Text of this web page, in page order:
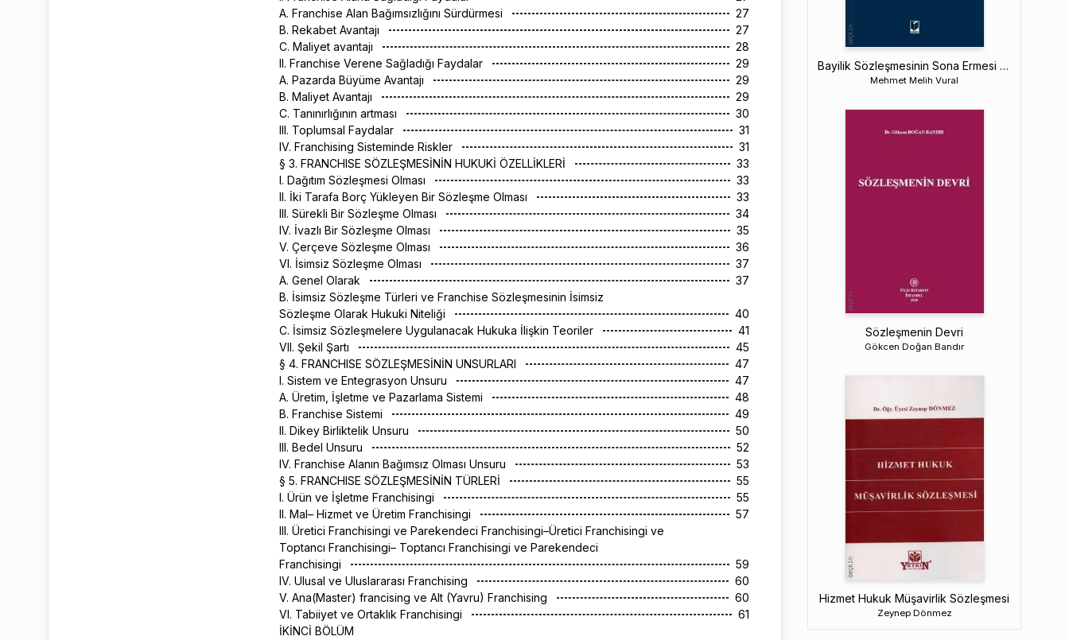
A. Franchise Alan Bağımsızlığını Sürdürmesi
27
B. Rekabet Avantajı
27
C. Maliyet avantajı
28
II. Franchise Verene Sağladığı Faydalar
29
A. Pazarda Büyüme Avantajı
29
B. Maliyet Avantajı
29
C. Tanınırlığının artması
30
III. Toplumsal Faydalar
31
IV. Franchising Sisteminde Riskler
31
§ 3. FRANCHISE SÖZLEŞMESİNİN HUKUKİ ÖZELLİKLERİ
33
I. Dağıtım Sözleşmesi Olması
33
II. İki Tarafa Borç Yükleyen Bir Sözleşme Olması
33
III. Sürekli Bir Sözleşme Olması
34
IV. İvazlı Bir Sözleşme Olması
35
V. Çerçeve Sözleşme Olması
36
VI. İsimsiz Sözleşme Olması
37
A. Genel Olarak
37
B. İsimsiz Sözleşme Türleri ve Franchise Sözleşmesinin İsimsiz
Sözleşme Olarak Hukuki Niteliği
40
C. İsimsiz Sözleşmelere Uygulanacak Hukuka İlişkin Teoriler
41
VII. Şekil Şartı
45
§ 4. FRANCHISE SÖZLEŞMESİNİN UNSURLARI
47
I. Sistem ve Entegrasyon Unsuru
47
A. Üretim, İşletme ve Pazarlama Sistemi
48
B. Franchise Sistemi
49
II. Dikey Birliktelik Unsuru
50
III. Bedel Unsuru
52
IV. Franchise Alanın Bağımsız Olması Unsuru
53
§ 5. FRANCHISE SÖZLEŞMESİNİN TÜRLERİ
55
I. Ürün ve İşletme Franchisingi
55
II. Mal– Hizmet ve Üretim Franchisingi
57
III. Üretici Franchisingi ve Parekendeci Franchisingi–Üretici Franchisingi ve
Toptancı Franchisingi– Toptancı Franchisingi ve Parekendeci
Franchisingi
59
IV. Ulusal ve Uluslararası Franchising
60
V. Ana(Master) francising ve Alt (Yavru) Franchising
60
VI. Tabiiyet ve Ortaklık Franchisingi
61
İKİNCİ BÖLÜM
Bayilik Sözleşmesinin Sona Ermesi ve Sonuçları
Mehmet Melih Vural
Sözleşmenin Devri
Gökcen Doğan Bandır
Hizmet Hukuk Müşavirlik Sözleşmesi
Zeynep Dönmez